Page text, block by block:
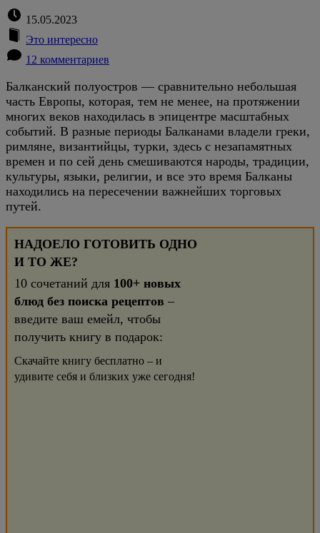
15.05.2023
Это интересно
12 комментариев
Балканский полуостров — сравнительно небольшая
часть Европы, которая, тем не менее, на протяжении
многих веков находилась в эпицентре масштабных
событий. В разные периоды Балканами владели греки,
римляне, византийцы, турки, здесь с незапамятных
времен и по сей день смешиваются народы, традиции,
культуры, языки, религии, и все это время Балканы
находились на пересечении важнейших торговых
путей.
НАДОЕЛО ГОТОВИТЬ ОДНО
И ТО ЖЕ?
10 сочетаний для 100+ новых
блюд без поиска рецептов –
введите ваш емейл, чтобы
получить книгу в подарок:
Скачайте книгу бесплатно – и
удивите себя и близких уже сегодня!